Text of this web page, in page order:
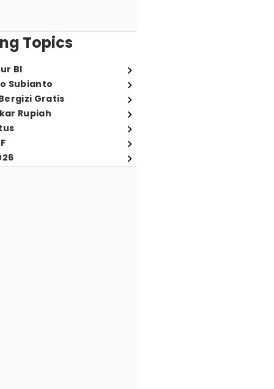
Topics
BI
Subianto
Gratis
Rupiah